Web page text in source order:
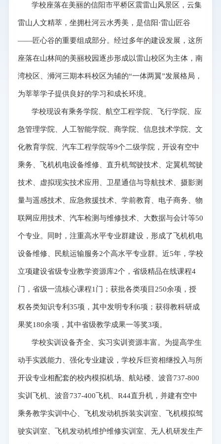
学校座落在美丽的信阳市平桥区震雷山风景区，云集
雷山人文精萃，坐拥杜河云水秀美，是信阳·雷山匠谷
——匠心谷的重要组成部分。经过多年的建设发展，这所
座落在山林间的美丽校园逐步形成以雷山校区为主体，南
湾校区、浉河三期本科校区为辅的“一体两翼”发展格局，
为莘莘学子提供良好的学习和成长环境。
学校现设有乘务学院、航空工程学院、飞行学院、应
急管理学院、人工智能学院、商学院、信息技术学院、文
化教育学院、汽车工程学院等9个二级学院，开设有空中
乘务、飞机机电设备维修、直升机驾驶技术、定翼机驾驶
技术、虚拟现实技术应用、卫星通信与导航技术、摄影测
量与遥感技术、应急救援技术、学前教育、电子商务、物
联网应用技术、汽车检测与维修技术、大数据与会计等50
个专业。同时，注重高水平专业群建设，形成了飞机机电
设备维修、民航运输服务2个高水平专业群。近5年，学校
立项建设省级专业教学资源库2个，省级精品在线课程4
门，省级一流核心课程1门；获批各类项目250余项，授
权各类知识专利35项，其中发明专利6项；获得教科研成
果奖180余项，其中省级教学成果一等奖3项。
学校实训设备齐全、实习实训资源丰富。为提高学生
动手实践能力、强化专业建设，学校斥巨资相继投入与所
开设专业相配套的校内模拟机场、航站楼、波音737-800
实训飞机、波音737-400飞机、R44直升机，并建有空中
乘务教学实训中心、飞机发动机拆装实训室、飞机模拟驾
驶实训室、飞机发动机维护维修实训室、无人机研发生产